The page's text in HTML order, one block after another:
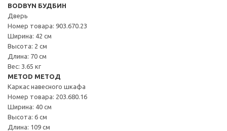
BODBYN БУДБИН
Дверь
Номер товара: 903.670.23
Ширина: 42 см
Высота: 2 см
Длина: 70 см
Вес: 3.65 кг
METOD МЕТОД
Каркас навесного шкафа
Номер товара: 203.680.16
Ширина: 40 см
Высота: 6 см
Длина: 109 см